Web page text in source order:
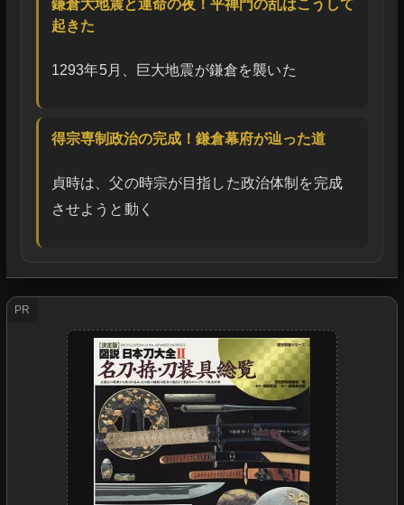
鎌倉大地震と運命の夜！平禅門の乱はこうして
起きた
1293年5月、巨大地震が鎌倉を襲いた
得宗専制政治の完成！鎌倉幕府が辿った道
貞時は、父の時宗が目指した政治体制を完成
させようと動く
PR